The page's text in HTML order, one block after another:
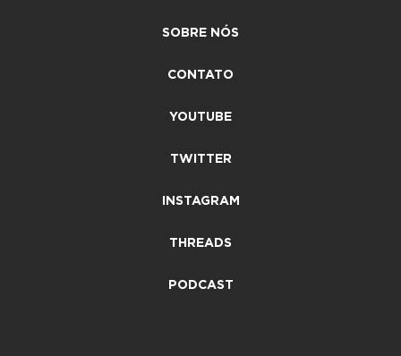
SOBRE NÓS
CONTATO
YOUTUBE
TWITTER
INSTAGRAM
THREADS
PODCAST